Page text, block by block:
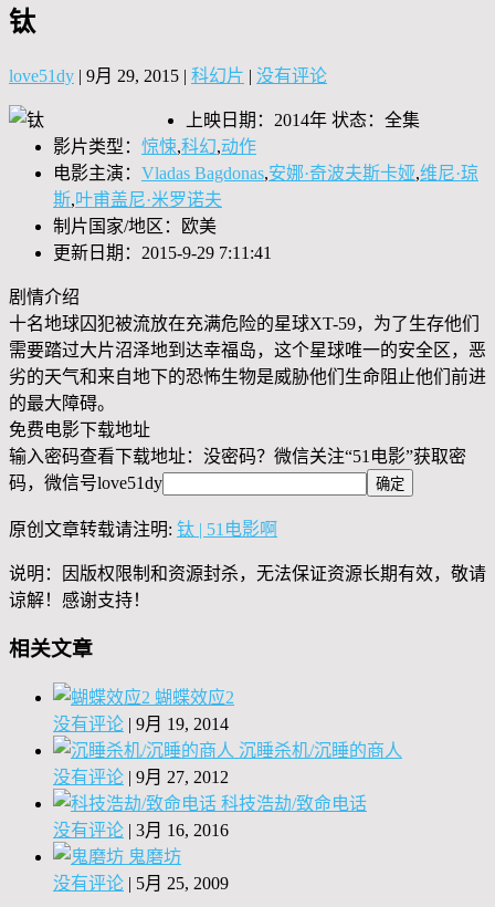
钛
love51dy | 9月 29, 2015 | 科幻片 | 没有评论
上映日期：2014年 状态：全集
影片类型： 惊悚,科幻,动作
电影主演： Vladas Bagdonas,安娜·奇波夫斯卡娅,维尼·琼
斯,叶甫盖尼·米罗诺夫
制片国家/地区：欧美
更新日期：2015-9-29 7:11:41
剧情介绍
十名地球囚犯被流放在充满危险的星球XT-59，为了生存他们
需要踏过大片沼泽地到达幸福岛，这个星球唯一的安全区，恶
劣的天气和来自地下的恐怖生物是威胁他们生命阻止他们前进
的最大障碍。
免费电影下载地址
输入密码查看下载地址：没密码？微信关注“51电影”获取密
码，微信号love51dy
原创文章转载请注明: 钛 | 51电影啊
说明：因版权限制和资源封杀，无法保证资源长期有效，敬请
谅解！感谢支持！
相关文章
蝴蝶效应2
没有评论 | 9月 19, 2014
沉睡杀机/沉睡的商人
没有评论 | 9月 27, 2012
科技浩劫/致命电话
没有评论 | 3月 16, 2016
鬼磨坊
没有评论 | 5月 25, 2009